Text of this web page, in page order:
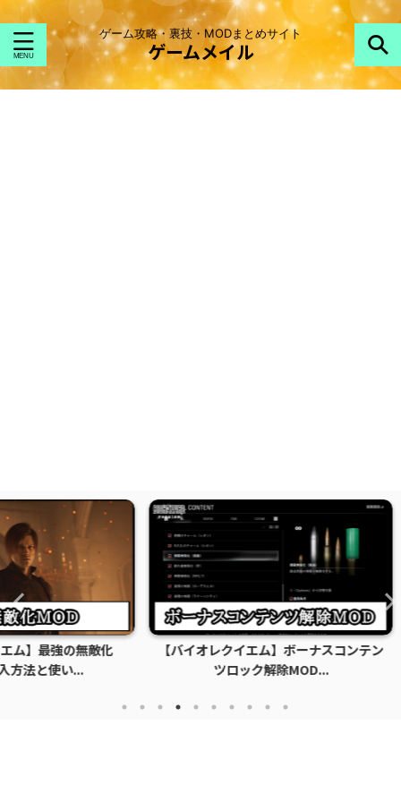
ゲーム攻略・裏技・MODまとめサイト
ゲームメイル
無敵化
【バイオレクイエム】ボーナスコンテン
ツロック解除MOD...
【バイ